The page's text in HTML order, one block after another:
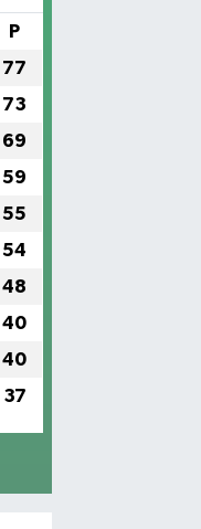
P
77
73
69
59
55
54
48
40
40
37